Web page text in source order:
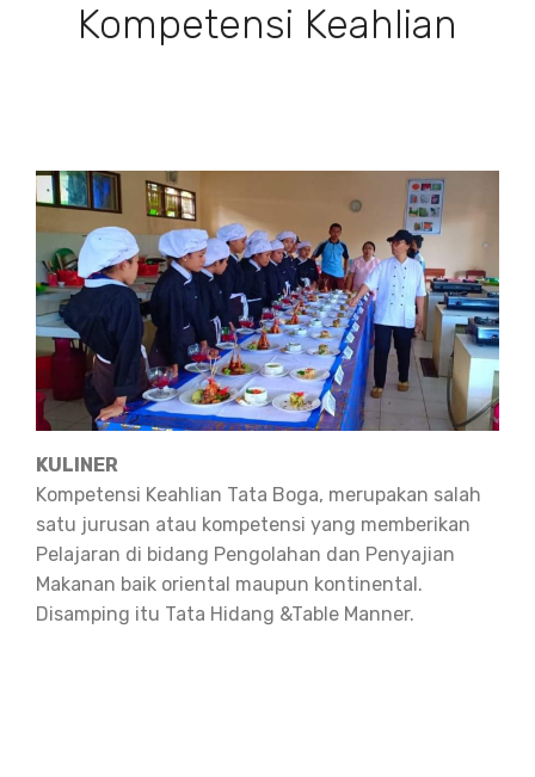
Kompetensi Keahlian
KULINER
Kompetensi Keahlian Tata Boga, merupakan salah
satu jurusan atau kompetensi yang memberikan
Pelajaran di bidang Pengolahan dan Penyajian
Makanan baik oriental maupun kontinental.
Disamping itu Tata Hidang &Table Manner.